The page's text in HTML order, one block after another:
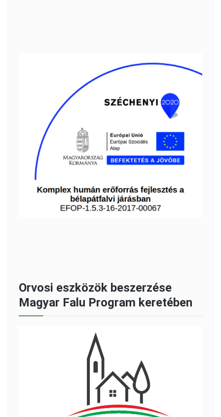
Orvosi eszközök beszerzése
Magyar Falu Program keretében